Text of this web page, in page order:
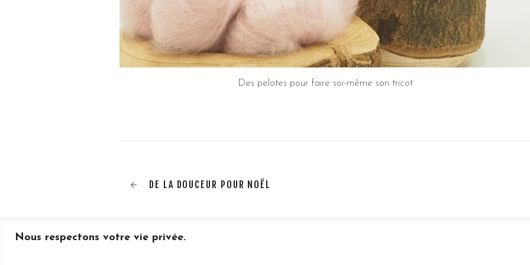
Nous respectons votre vie privée.
Des pelotes pour faire soi-même son tricot
DE LA DOUCEUR POUR NOËL